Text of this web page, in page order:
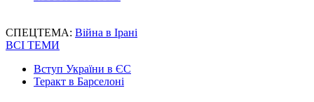
СПЕЦТЕМА: Війна в Ірані
ВСІ ТЕМИ
Вступ України в ЄС
Теракт в Барселоні